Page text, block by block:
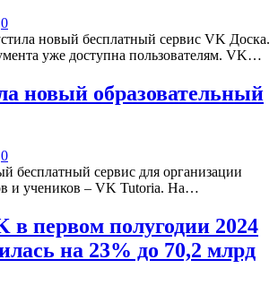
0
новый бесплатный сервис VK Доска.
уже доступна пользователям. VK…
новый образовательный
0
бесплатный сервис для организации
и учеников – VK Tutoria. На…
первом полугодии 2024
на 23% до 70,2 млрд